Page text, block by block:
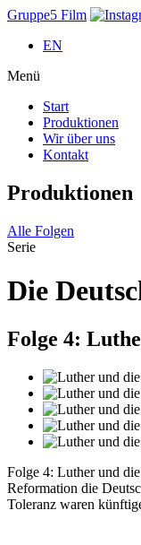
Gruppe5 Film
EN
Menü
Start
Produktionen
Wir über uns
Kontakt
Produktionen
Alle Folgen
Serie
Die
Folge 4:
Folge 4: Luther und
Reformation die
Toleranz waren